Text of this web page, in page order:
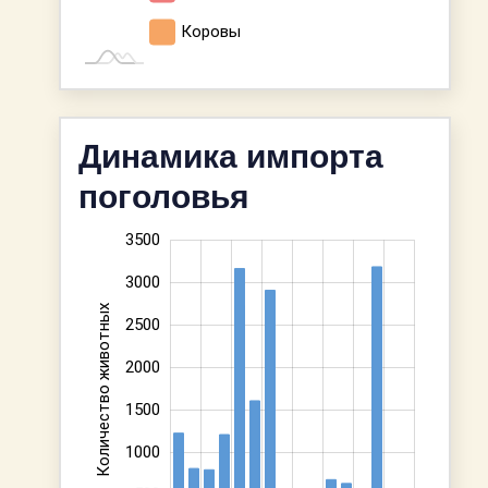
Коровы
Динамика импорта
поголовья
Количество животных 1000
1500
2000
2500
3000
3500